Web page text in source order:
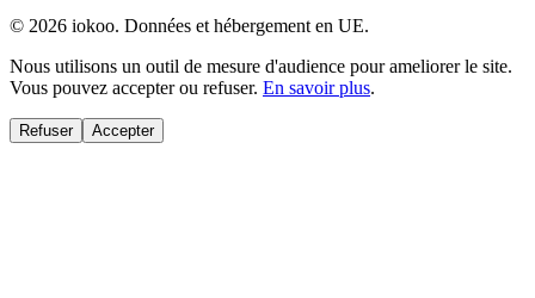
© 2026 iokoo. Données et hébergement en UE.
Nous utilisons un outil de mesure d'audience pour ameliorer le site.
Vous pouvez accepter ou refuser. En savoir plus.
Refuser Accepter